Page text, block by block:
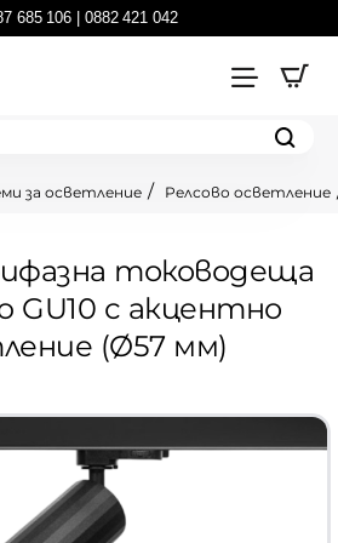
685 106 | 0882 421 042
тоководеща
GU10 с акцентно
(Ø57 мм)
за осветление Релсово осветление